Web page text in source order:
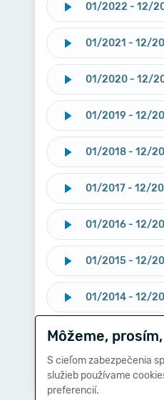
01/2022 - 12/
01/2021 - 12/
01/2020 - 12/
01/2019 - 12/
01/2018 - 12/
01/2017 - 12/
01/2016 - 12/
01/2015 - 12/
01/2014 - 12/
01/2014 - 12/
01/2013 - 12/
Môžeme,
S cieľom zabezpečenia
služieb používame
preferencií.